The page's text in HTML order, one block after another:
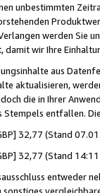
unbestimmten
werden Sie
wir Ihre
aus
aktualisieren,
die in Ihrer
entfallen.
32,77 (Stand
32,77 (Stand
entweder